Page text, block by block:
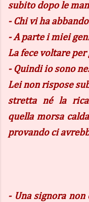
subito dopo le
- Chi vi ha
- A parte i miei
La fece voltare
- Quindi io sono
Lei non rispose
stretta né la
quella morsa
provando ci
- Una signora non